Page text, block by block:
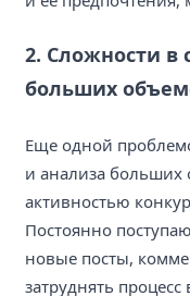
2. Сложности в
больших
Еще одной
и анализа больших
активностью
Постоянно
новые посты,
затруднять